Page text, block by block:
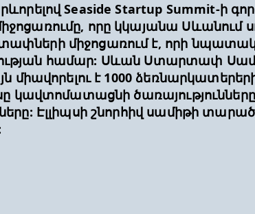
Seaside Startup Summit-ի
որը կկայանա Սևանում
միջոցառում է, որի
համար: Սևան Ստարտափ Սամիթ
միավորելու է 1000
կավտոմատացնի
Էլլիպսի շնորհիվ սամիթի